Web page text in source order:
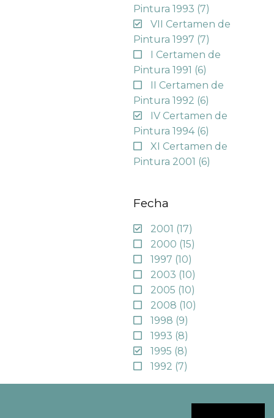
Pintura 1993 (7)
VII Certamen de
Pintura 1997 (7)
I Certamen de
Pintura 1991 (6)
II Certamen de
Pintura 1992 (6)
IV Certamen de
Pintura 1994 (6)
XI Certamen de
Pintura 2001 (6)
Fecha
2001 (17)
2000 (15)
1997 (10)
2003 (10)
2005 (10)
2008 (10)
1998 (9)
1993 (8)
1995 (8)
1992 (7)